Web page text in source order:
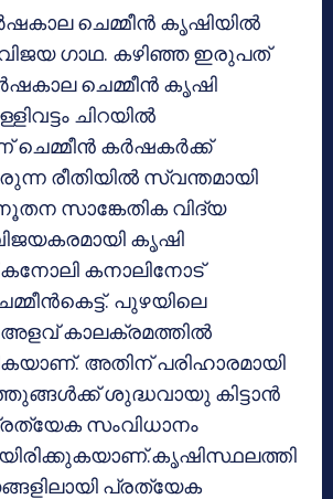
ചെമ്മീന്‍ കൃഷിയില്‍
ഗാഥ. കഴിഞ്ഞ ഇരുപത്
ചെമ്മീന്‍ കൃഷി
ചിറയില്‍
കര്‍ഷകര്‍ക്ക്
രീതിയില്‍ സ്വന്തമായി
സാങ്കേതിക വിദ്യ
കൃഷി
കനാലിനോട്
പുഴയിലെ
കാലക്രമത്തില്‍
അതിന് പരിഹാരമായി
ശുദ്ധവായു കിട്ടാന്‍
സംവിധാനം
പ്രത്യേക